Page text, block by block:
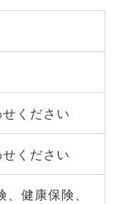
ください
ください
健康保険、